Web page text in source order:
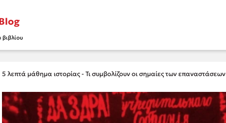
5 λεπτά μάθημα ιστορίας - Τι συμβολίζουν οι σημαίες των επαναστάσεων